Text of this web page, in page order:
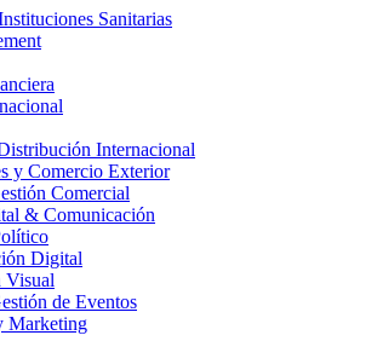
Sanitarias
Internacional
y Comercio Exterior
Comercial
& Comunicación
Digital
Visual
de Eventos
Marketing